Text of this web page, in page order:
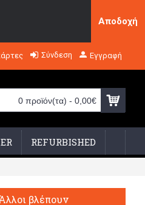
Αποδοχή
Σύνδεση Εγγραφή
0 προϊόν(τα) - 0,00€
REFURBISHED
βλέπουν